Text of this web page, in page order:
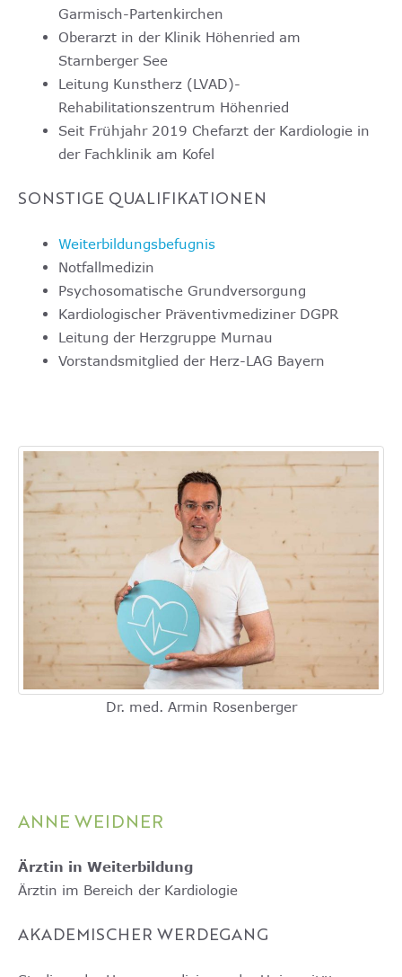
Dr. med. Armin Rosenberger
Garmisch-Partenkirchen
Oberarzt in der Klinik Höhenried am
Starnberger See
Leitung Kunstherz (LVAD)-
Rehabilitationszentrum Höhenried
Seit Frühjahr 2019 Chefarzt der Kardiologie in
der Fachklinik am Kofel
SONSTIGE QUALIFIKATIONEN
Weiterbildungsbefugnis
Notfallmedizin
Psychosomatische Grundversorgung
Kardiologischer Präventivmediziner DGPR
Leitung der Herzgruppe Murnau
Vorstandsmitglied der Herz-LAG Bayern
ANNE WEIDNER
Ärztin in Weiterbildung
Ärztin im Bereich der Kardiologie
AKADEMISCHER WERDEGANG